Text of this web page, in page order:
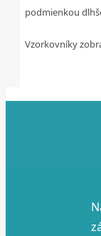
podmienkou
Vzorkovníky